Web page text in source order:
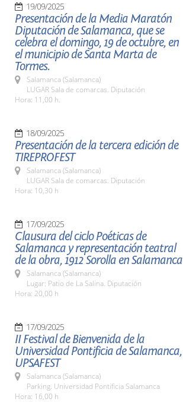
19/09/2025
Presentación de la Media Maratón
Diputación de Salamanca, que se
celebra el domingo, 19 de octubre, en
el municipio de Santa Marta de
Tormes.
Salamanca (Salamanca)
LUGAR Sala de comarcas. Diputación
Hora: 11,00 h.
18/09/2025
Presentación de la tercera edición de
TIREPROFEST
Salamanca (Salamanca)
LUGAR Sala de comarcas. Diputación
Hora: 10,30 h
17/09/2025
Clausura del ciclo Poéticas de
Salamanca y representación teatral
de la obra, 1912 Sorolla en Salamanca
Salamanca (Salamanca)
Lugar: Patio de La Salina. Diputación
Hora: 20,00 h
17/09/2025
II Festival de Bienvenida de la
Universidad Pontificia de Salamanca,
UPSAFEST
Salamanca (Salamanca)
Parking. Universidad Pontificia Salamanca
Hora: 16,00 h